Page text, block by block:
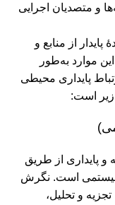
و متصدیان اجرایی
از منابع و
موارد به‌طور
پایداری محیطی
است:
و پایداری از طریق
سیستمی است. نگرش
و تحلیل،